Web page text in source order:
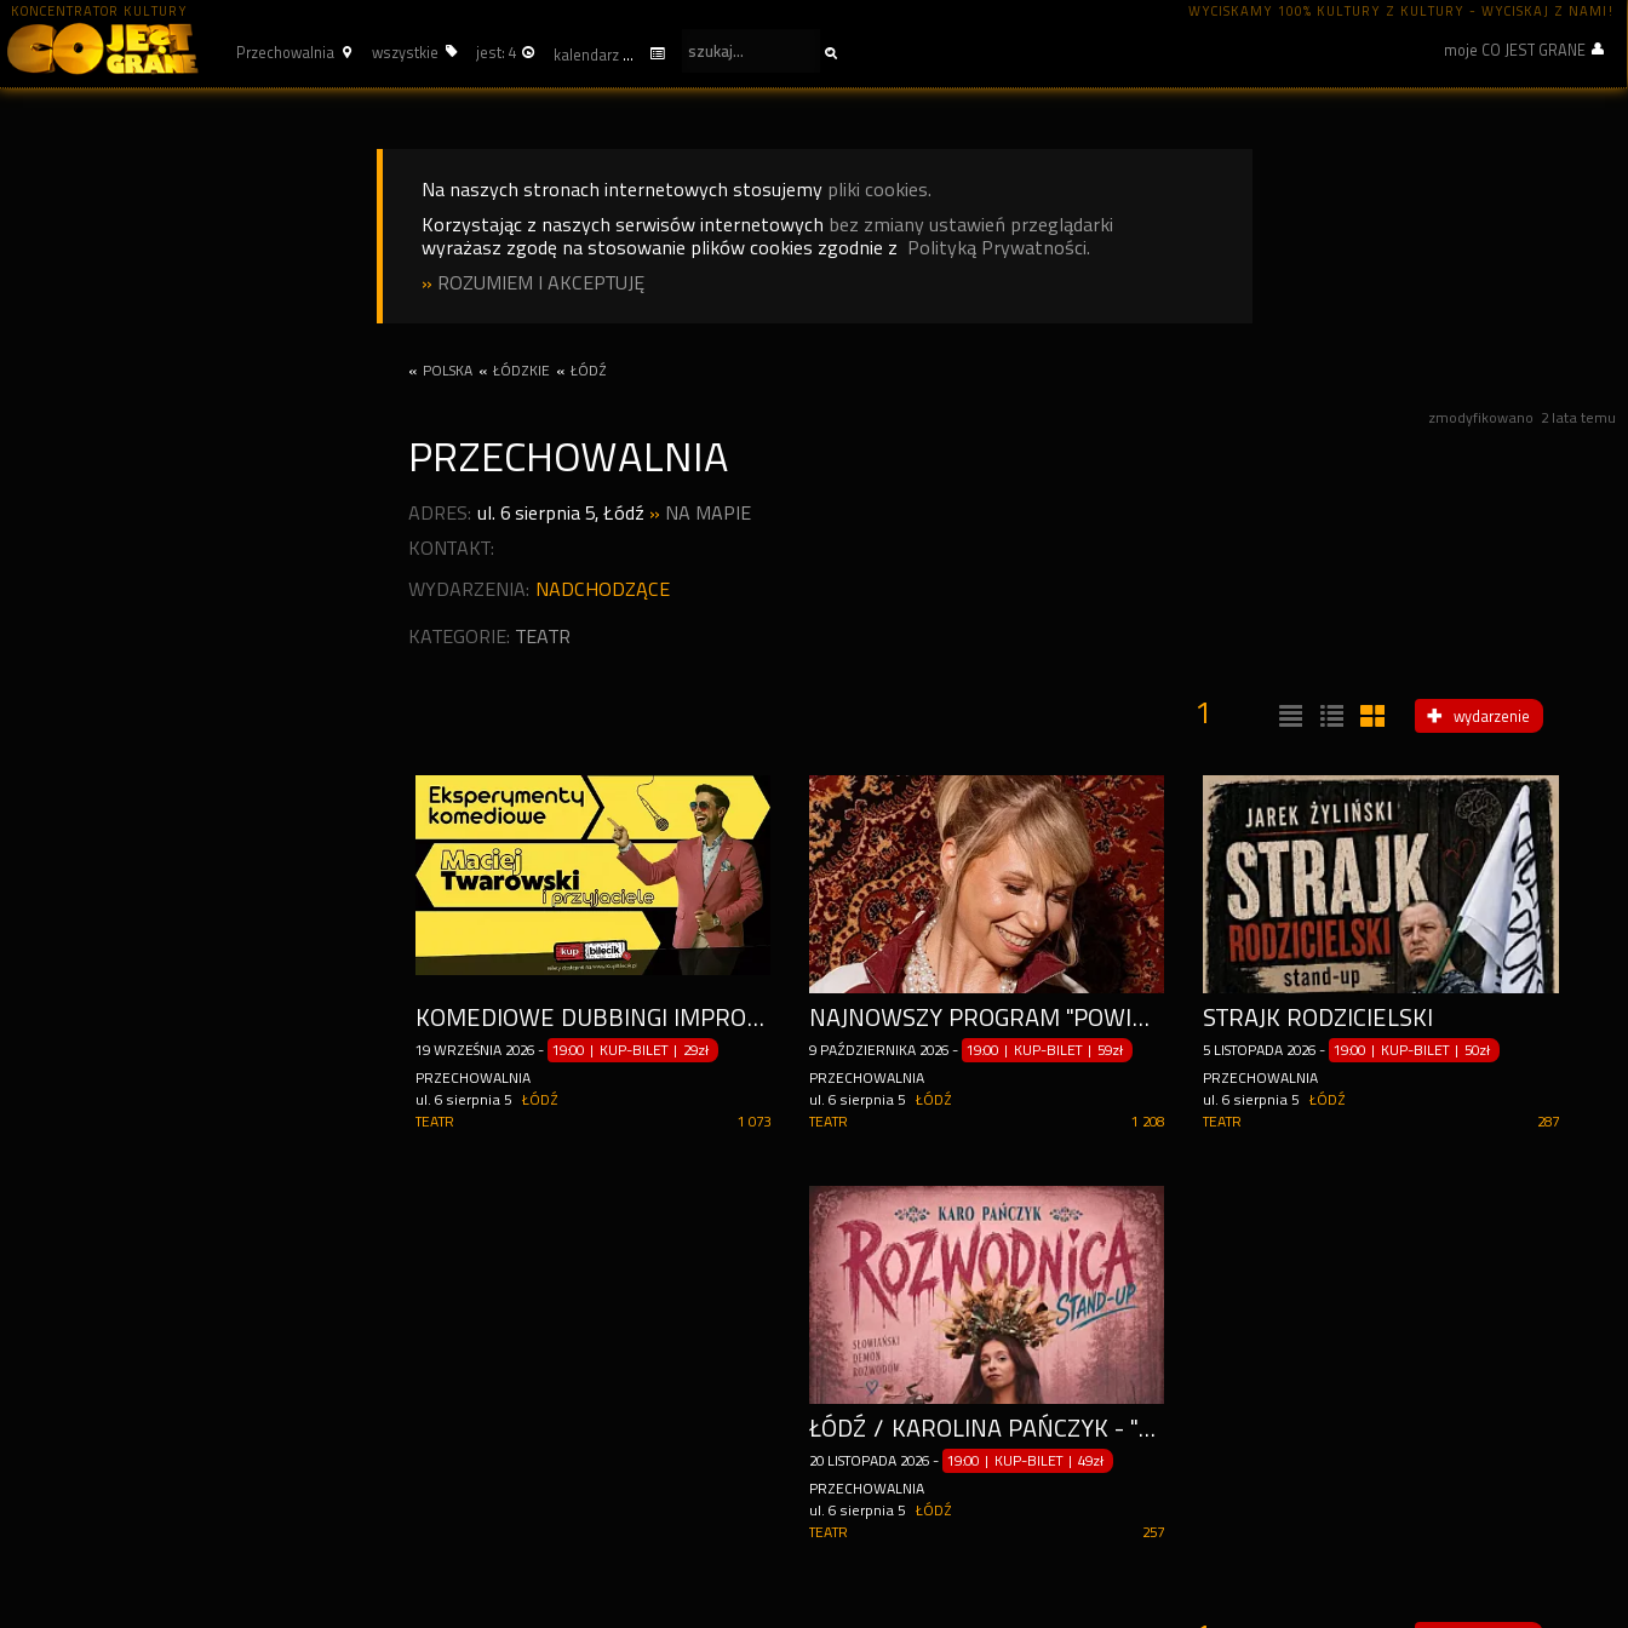
KONCENTRATOR KULTURY WYCISKAMY 100% KULTURY Z KULTURY - WYCISKAJ Z NAMI!
Przechowalnia wszystkie jest: 4 kalendarz moje CO JEST GRANE
Na naszych stronach internetowych stosujemy pliki cookies.
Korzystając z naszych serwisów internetowych bez zmiany ustawień przeglądarki
wyrażasz zgodę na stosowanie plików cookies zgodnie z Polityką Prywatności.
» ROZUMIEM I AKCEPTUJĘ
« POLSKA « ŁÓDZKIE « ŁÓDŹ
zmodyfikowano 2 lata temu
PRZECHOWALNIA
ADRES: ul. 6 sierpnia 5, Łódź » NA MAPIE
KONTAKT:
WYDARZENIA: NADCHODZĄCE
KATEGORIE: TEATR
wydarzenie
1
KOMEDIOWE DUBBINGI IMPROWIZOWANE - MACIEJ TWAROWSKI, MARLENA MYSZA I GOŚCIE!
19 WRZEŚNIA 2026 - 19:00 | KUP-BILET | 29zł
PRZECHOWALNIA
ul. 6 sierpnia 5
ŁÓDŹ
1 073
TEATR
NAJNOWSZY PROGRAM "POWIDOK"
9 PAŹDZIERNIKA 2026 - 19:00 | KUP-BILET | 59zł
PRZECHOWALNIA
ul. 6 sierpnia 5
ŁÓDŹ
1 208
TEATR
STRAJK RODZICIELSKI
5 LISTOPADA 2026 - 19:00 | KUP-BILET | 50zł
PRZECHOWALNIA
ul. 6 sierpnia 5
ŁÓDŹ
287
TEATR
ŁÓDŹ / KAROLINA PAŃCZYK - "ROZWODNICA" / STAND-UP / 20.11.2026 R. / GODZ. 19:00
20 LISTOPADA 2026 - 19:00 | KUP-BILET | 49zł
PRZECHOWALNIA
ul. 6 sierpnia 5
ŁÓDŹ
257
TEATR